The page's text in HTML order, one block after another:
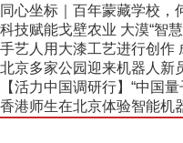
同心坐标｜百年蒙藏学校，
科技赋能戈壁农业 大漠“智
手艺人用大漆工艺进行创作
北京多家公园迎来机器人新
【活力中国调研行】“中国
香港师生在北京体验智能机